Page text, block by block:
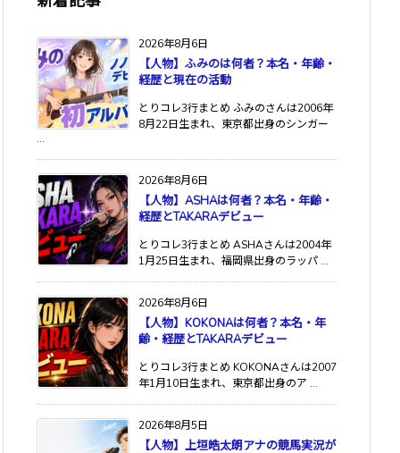
2026年8月6日
【人物】ふみのは何者？本名・年齢・
経歴と現在の活動
とりコレ3行まとめ ふみのさんは2006年
8月22日生まれ、東京都出身のシンガー
...
2026年8月6日
【人物】ASHAは何者？本名・年齢・
経歴とTAKARAデビュー
とりコレ3行まとめ ASHAさんは2004年
1月25日生まれ、福岡県出身のラッパ ...
2026年8月6日
【人物】KOKONAは何者？本名・年
齢・経歴とTAKARAデビュー
とりコレ3行まとめ KOKONAさんは2007
年1月10日生まれ、東京都出身のア ...
2026年8月5日
【人物】上垣皓太朗アナの競馬実況が